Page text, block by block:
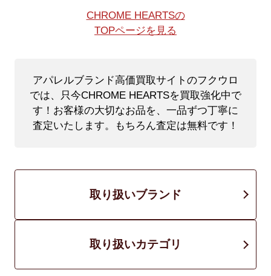
CHROME HEARTSの
TOPページを見る
アパレルブランド高価買取サイトのフクウロ
では、只今CHROME HEARTSを買取強化中で
す！ お客様の大切なお品を、一品ずつ丁寧に
査定いたします。もちろん査定は無料です！
取り扱いブランド
取り扱いカテゴリ